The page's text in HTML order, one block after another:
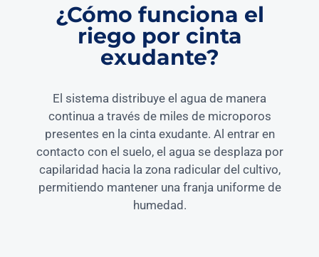
¿Cómo funciona el
riego por cinta
exudante?
El sistema distribuye el agua de manera
continua a través de miles de microporos
presentes en la cinta exudante. Al entrar en
contacto con el suelo, el agua se desplaza por
capilaridad hacia la zona radicular del cultivo,
permitiendo mantener una franja uniforme de
humedad.